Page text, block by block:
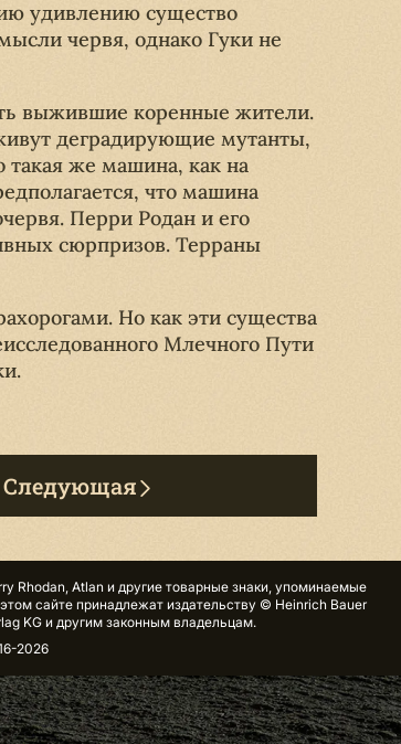
удивлению существо
червя, однако Гуки не
выжившие коренные жители.
деградирующие мутанты,
такая же машина, как на
что машина
Перри Родан и его
сюрпризов. Терраны
Но как эти существа
Млечного Пути
Следующая
Rhodan, Atlan и другие товарные знаки, упоминаемые
сайте принадлежат издательству © Heinrich Bauer
KG и другим законным владельцам.
2026